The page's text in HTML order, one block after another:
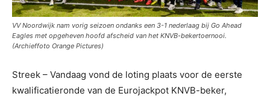
VV Noordwijk nam vorig seizoen ondanks een 3-1 nederlaag bij Go Ahead
Eagles met opgeheven hoofd afscheid van het KNVB-bekertoernooi.
(Archieffoto Orange Pictures)
Streek – Vandaag vond de loting plaats voor de eerste
kwalificatieronde van de Eurojackpot KNVB-beker,